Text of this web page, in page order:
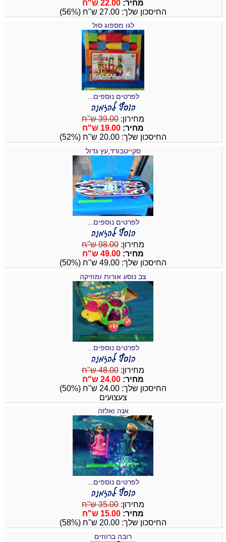
מחיר: 22.00 ש"ח
החיסכון שלך: 27.00 ש"ח (56%)
לגו מספוג סול
לפרטים נוספים...
מחירון: 39.00 ש"ח
מחיר: 19.00 ש"ח
החיסכון שלך: 20.00 ש"ח (52%)
סקייטבורד,עץ גדול
לפרטים נוספים...
מחירון: 98.00 ש"ח
מחיר: 49.00 ש"ח
החיסכון שלך: 49.00 ש"ח (50%)
צב נוסע אורות ומוזיקה
לפרטים נוספים...
מחירון: 48.00 ש"ח
מחיר: 24.00 ש"ח
החיסכון שלך: 24.00 ש"ח (50%)
צעצועים
אנה ואלזה
לפרטים נוספים...
מחירון: 35.00 ש"ח
מחיר: 15.00 ש"ח
החיסכון שלך: 20.00 ש"ח (58%)
רובה ברווזים